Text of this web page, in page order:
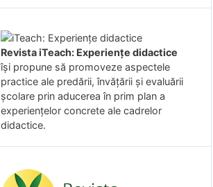
Revista iTeach: Experienţe didactice
îşi propune să promoveze aspectele
practice ale predării, învăţării şi evaluării
şcolare prin aducerea în prim plan a
experienţelor concrete ale cadrelor
didactice.